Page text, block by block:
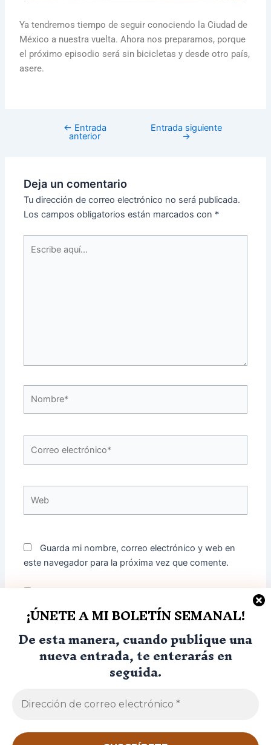
Ya tendremos tiempo de seguir conociendo la Ciudad de
México a nuestra vuelta. Ahora nos preparamos, porque
el próximo episodio será sin bicicletas y desde otro país,
asere.
¡ÚNETE A MI BOLETÍN SEMANAL!
De esta manera, cuando publique una
nueva entrada, te enterarás en
seguida.
← Entrada
anterior
Entrada siguiente
→
Deja un comentario
Tu dirección de correo electrónico no será publicada.
Los campos obligatorios están marcados con *
aquí...
electrónico*
Guarda mi nombre, correo electrónico y web en
este navegador para la próxima vez que comente.